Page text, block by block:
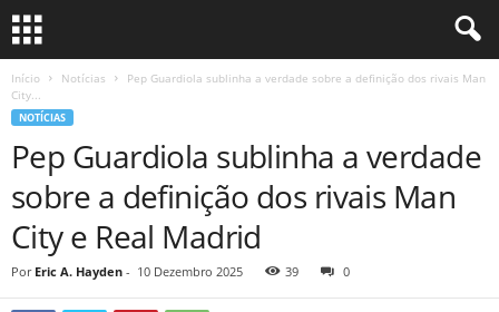
Início Notícias
Pep Guardiola sublinha a verdade sobre a definição dos rivais Man
City...
NOTÍCIAS
Pep Guardiola sublinha a verdade
sobre a definição dos rivais Man
City e Real Madrid
Por Eric A. Hayden - 10 Dezembro 2025 39 0